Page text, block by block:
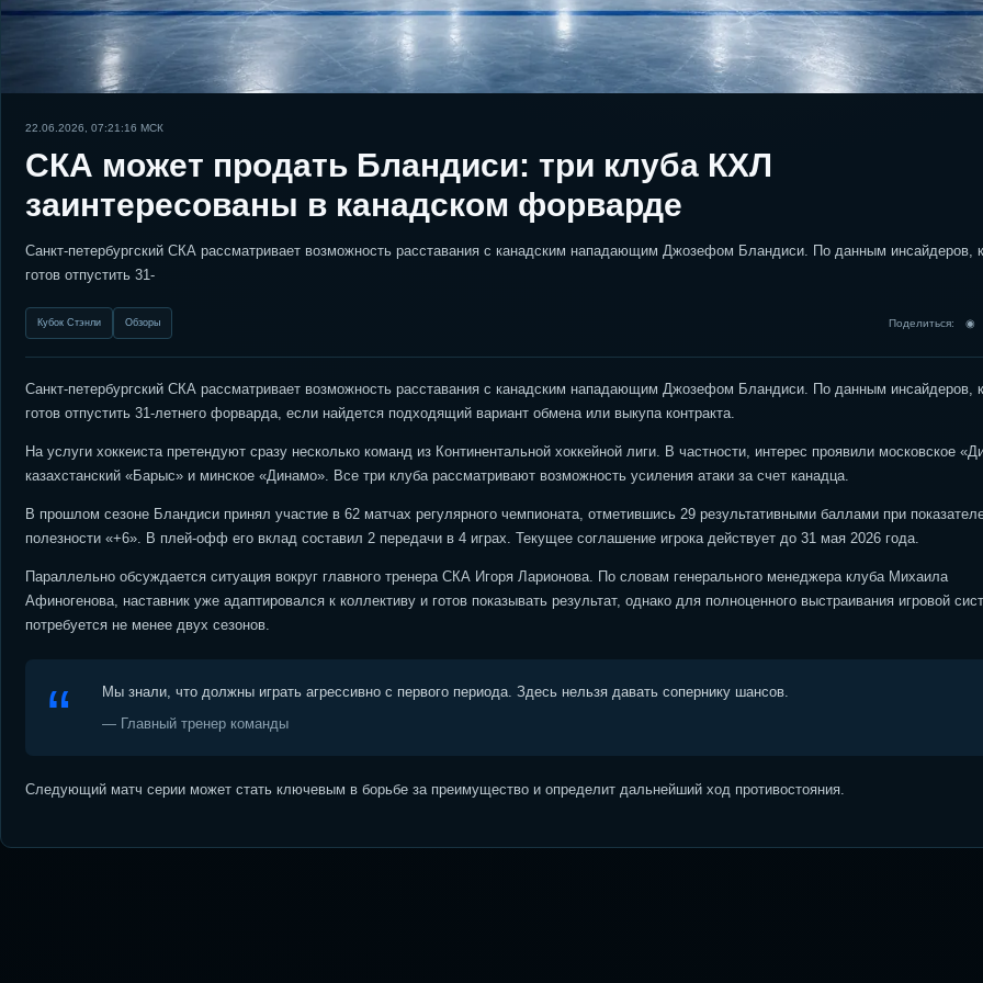
22.06.2026, 07:21:16 МСК
СКА может продать Бландиси: три клуба КХЛ
заинтересованы в канадском форварде
Санкт-петербургский СКА рассматривает возможность расставания с канадским нападающим Джозефом Бландиси. По данным инсайдеров,
готов отпустить 31-
Кубок Стэнли Обзоры
Санкт-петербургский СКА рассматривает возможность расставания с канадским нападающим Джозефом Бландиси. По данным инсайдеров,
готов отпустить 31-летнего форварда, если найдется подходящий вариант обмена или выкупа контракта.
На услуги хоккеиста претендуют сразу несколько команд из Континентальной хоккейной лиги. В частности, интерес проявили московское
казахстанский «Барыс» и минское «Динамо». Все три клуба рассматривают возможность усиления атаки за счет канадца.
В прошлом сезоне Бландиси принял участие в 62 матчах регулярного чемпионата, отметившись 29 результативными баллами при
полезности «+6». В плей-офф его вклад составил 2 передачи в 4 играх. Текущее соглашение игрока действует до 31 мая 2026 года.
Параллельно обсуждается ситуация вокруг главного тренера СКА Игоря Ларионова. По словам генерального менеджера клуба Михаила
Афиногенова, наставник уже адаптировался к коллективу и готов показывать результат, однако для полноценного выстраивания игровой
потребуется не менее двух сезонов.
Мы знали, что должны играть агрессивно с первого периода. Здесь нельзя давать сопернику шансов.
— Главный тренер команды
Следующий матч серии может стать ключевым в борьбе за преимущество и определит дальнейший ход противостояния.